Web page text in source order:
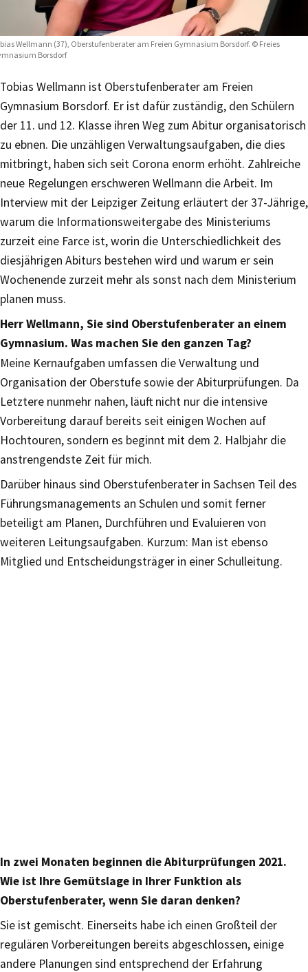
Wellmann (37), Oberstufenberater am Freien Gymnasium Borsdorf. © Freies
Borsdorf
Tobias Wellmann ist Oberstufenberater am Freien
Gymnasium Borsdorf. Er ist dafür zuständig, den Schülern
der 11. und 12. Klasse ihren Weg zum Abitur organisatorisch
zu ebnen. Die unzähligen Verwaltungsaufgaben, die dies
mitbringt, haben sich seit Corona enorm erhöht. Zahlreiche
neue Regelungen erschweren Wellmann die Arbeit. Im
Interview mit der Leipziger Zeitung erläutert der 37-Jährige,
warum die Informationsweitergabe des Ministeriums
zurzeit eine Farce ist, worin die Unterschiedlichkeit des
diesjährigen Abiturs bestehen wird und warum er sein
Wochenende zurzeit mehr als sonst nach dem Ministerium
planen muss.
Herr Wellmann, Sie sind Oberstufenberater an einem
Gymnasium. Was machen Sie den ganzen Tag?
Meine Kernaufgaben umfassen die Verwaltung und
Organisation der Oberstufe sowie der Abiturprüfungen. Da
Letztere nunmehr nahen, läuft nicht nur die intensive
Vorbereitung darauf bereits seit einigen Wochen auf
Hochtouren, sondern es beginnt mit dem 2. Halbjahr die
anstrengendste Zeit für mich.
Darüber hinaus sind Oberstufenberater in Sachsen Teil des
Führungsmanagements an Schulen und somit ferner
beteiligt am Planen, Durchführen und Evaluieren von
weiteren Leitungsaufgaben. Kurzum: Man ist ebenso
Mitglied und Entscheidungsträger in einer Schulleitung.
In zwei Monaten beginnen die Abiturprüfungen 2021.
Wie ist Ihre Gemütslage in Ihrer Funktion als
Oberstufenberater, wenn Sie daran denken?
Sie ist gemischt. Einerseits habe ich einen Großteil der
regulären Vorbereitungen bereits abgeschlossen, einige
andere Planungen sind entsprechend der Erfahrung